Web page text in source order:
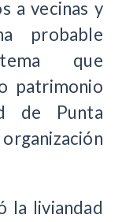
a vecinas y
probable
que
patrimonio
de Punta
la liviandad